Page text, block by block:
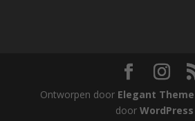
Ontworpen door Elegant
doorWordPress